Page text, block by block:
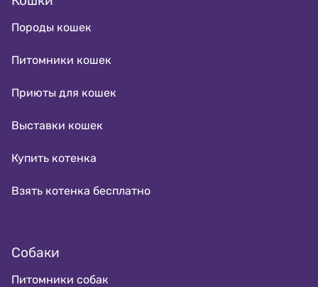
Породы кошек
Питомники кошек
Приюты для кошек
Выставки кошек
Купить котенка
Взять котенка бесплатно
Собаки
Питомники собак